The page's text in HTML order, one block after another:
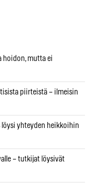
hoidon, mutta ei
piirteistä – ilmeisin
yhteyden heikkoihin
– tutkijat löysivät